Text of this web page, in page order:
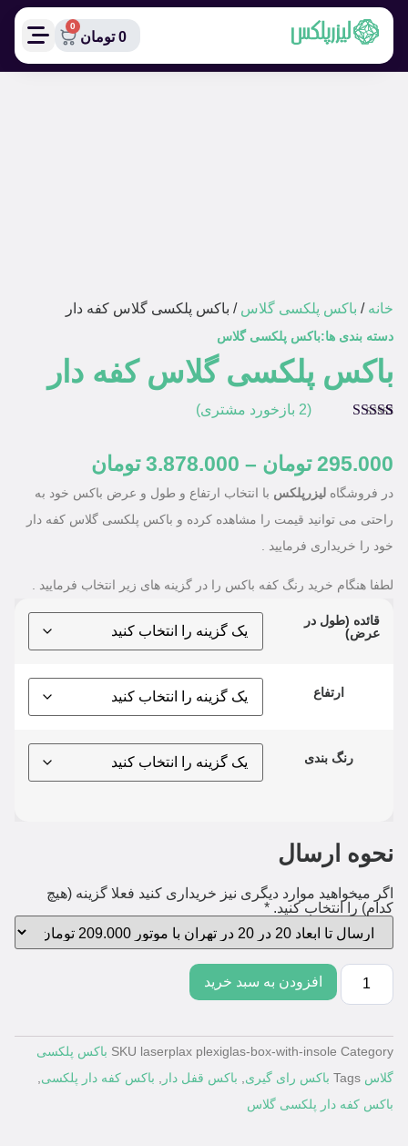
0 تومان
0
خانه / باکس پلکسی گلاس / باکس پلکسی گلاس کفه دار
دسته بندی ها:باکس پلکسی گلاس
باکس پلکسی گلاس کفه دار
امتیازدهی
مشتری
(
2 بازخورد مشتری)
295.000 تومان –
3.878.000 تومان
در فروشگاه لیزرپلکس با انتخاب ارتفاع و طول و عرض باکس خود به
راحتی می توانید قیمت را مشاهده کرده و باکس پلکسی گلاس کفه دار
خود را خریداری فرمایید .
لطفا هنگام خرید رنگ کفه باکس را در گزینه های زیر انتخاب فرمایید .
قائده (طول در
عرض)
ارتفاع
رنگ بندی
نحوه ارسال
اگر میخواهید موارد دیگری نیز خریداری کنید فعلا گزینه (هیچ
کدام) را انتخاب کنید. *
افزودن به سبد خرید
SKU laserplax plexiglas-box-with-insole Category
باکس پلکسی
گلاس Tags باکس رای گیری باکس قفل دار باکس کفه دار پلکسی
باکس کفه دار پلکسی گلاس